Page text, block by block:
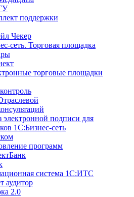
поддержки
Чекер
сеть. Торговая площадка
торговые площадки
подписи для
1С:Бизнес-сеть
программ
система 1С:ИТС
аудитор
2.0